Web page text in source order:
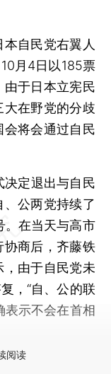
自民党右翼人
月4日以185票
由于日本立宪民
在野党的分歧
将会通过自民
定退出与自民
公两党持续了
。在当天与高市
商后，齐藤铁
由于自民党未
，“自、公的联
表示不会在首相
阅读